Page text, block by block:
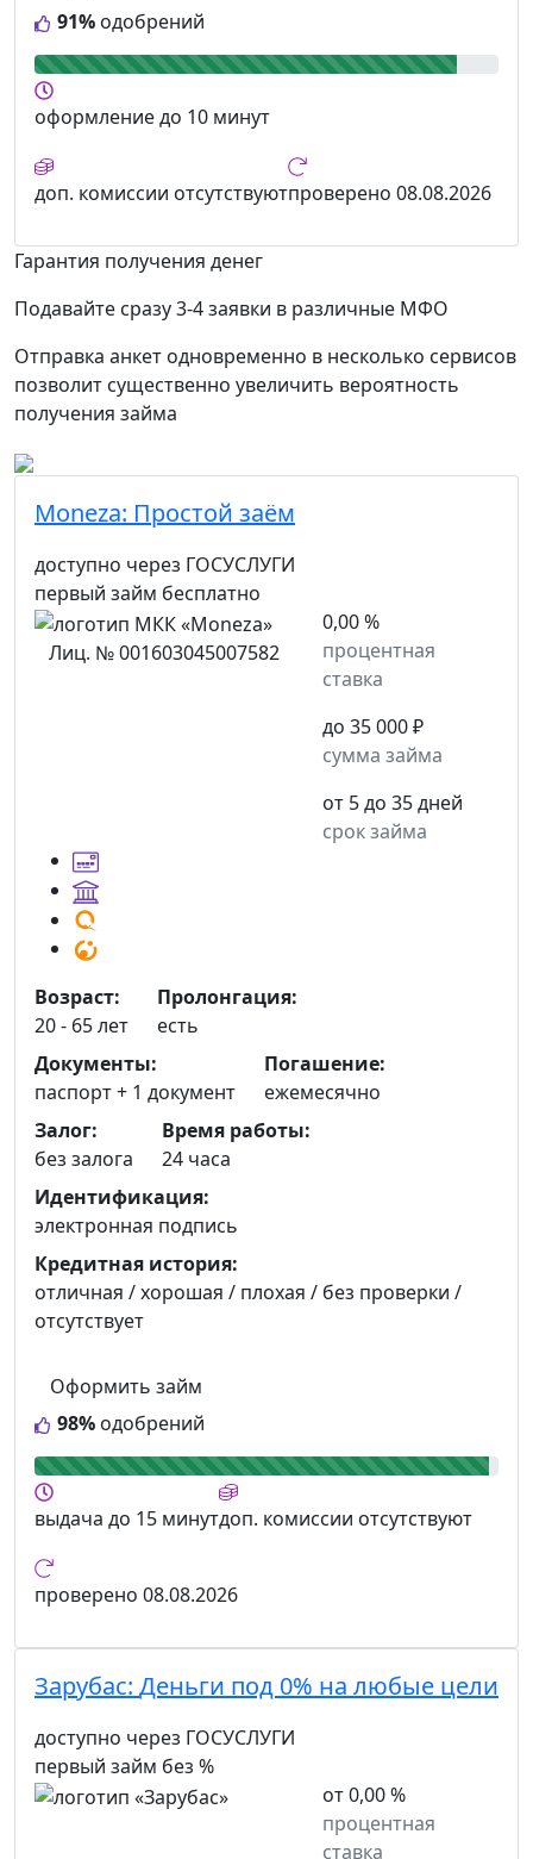
91% одобрений
оформлениедо 10 минут
доп. комиссии отсутствуютпроверено 08.08.2026
Гарантия получения денег
Подавайте сразу 3-4 заявки в различные МФО
Отправка анкет одновременно в несколько сервисов
позволит существенно увеличить вероятность
получения займа
Moneza: Простой заём
доступно через ГОСУСЛУГИ
первый займ бесплатно
Лиц. № 001603045007582
0,00 %
процентная
ставка
до 35 000 ₽
сумма займа
от 5 до 35 дней
срок займа
98% одобрений
Оформить займ
Возраст:
20 - 65 лет
Пролонгация:
есть
Документы:
паспорт + 1 документ
Погашение:
ежемесячно
Залог:
без залога
Время работы:
24 часа
Идентификация:
электронная подпись
Кредитная история:
отличная / хорошая / плохая / без проверки /
отсутствует
выдача до 15 минутдоп. комиссии отсутствуют
проверено 08.08.2026
Зарубас: Деньги под 0% на любые цели
доступно через ГОСУСЛУГИ
первый займ без %
от 0,00 %
процентная
ставка